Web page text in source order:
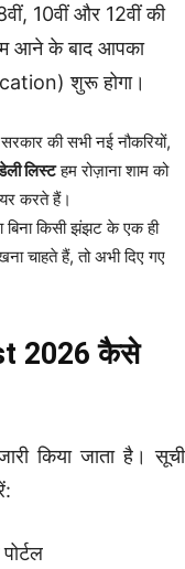
10वीं और 12वीं की
आने के बाद आपका
शुरू होगा।
की सभी नई नौकरियों,
लिस्टहम रोज़ाना शाम को
करते हैं।
बिना किसी झंझट के एक ही
चाहते हैं, तो अभी दिए गए
2026 कैसे
किया जाता है। सूची